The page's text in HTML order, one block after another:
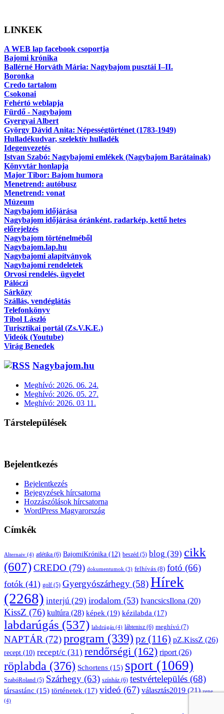
LINKEK
A WEB lap facebook csoportja
Bajomi krónika
Ballérné Horváth Mária: Nagybajom pusztái I–II.
Boronka
Credo tartalom
Csokonai
Fehértó weblapja
Fürdő - Nagybajom
Gyergyai Albert
György Dávid Anita: Népességtörténet (1783-1949)
Hulladékudvar, szelektív hulladék
Idegenvezetés
Istvan Szabó: Nagybajomi emlékek (Nagybajom Barátainak)
Könyvtár honlapja
Major Tibor: Bajom humora
Menetrend: autóbusz
Menetrend: vonat
Múzeum
Nagybajom időjárása
Nagybajom időjárása óránként, radarkép, kettő hetes
előrejelzés
Nagybajom történelméből
Nagybajom.lap.hu
Nagybajomi alapítványok
Nagybajomi rendeletek
Orvosi rendelés, ügyelet
Pálóczi
Sárközy
Szállás, vendéglátás
Telefonkönyv
Tibol László
Turisztikai portál (Zs.V.K.E.)
Videók (Youtube)
Virág Benedek
Nagybajom.hu
Meghívó: 2026. 06. 24.
Meghívó: 2026. 05. 27.
Meghívó: 2026. 03 11.
Társtelepülések
Bejelentkezés
Bejelentkezés
Bejegyzések hírcsatorna
Hozzászólások hírcsatorna
WordPress Magyarország
Címkék
Alternaiv (4) atlétika (6) BajomiKrónika (12) beszéd (5) blog (39) cikk
(607)CREDO (79) dokumentumok (3) felhívás (8) fotó (66)
fotók (41) golf (5) Gyergyószárhegy (58)Hírek
(2268) interjú (29) irodalom (53) IvancsicsIlona (20)
KissZ (76) kultúra (28) képek (19) kézilabda (17)
labdarúgás (537) labdrúgás (4) lábtenisz (6) meghívó (7)
NAPTÁR (72)program (339) pz (116) pZ.KissZ (26)
recept (10) recept/c (31) rendőrségi (162) riport(26)
röplabda (376) Schortens (15) sport (1069)
SzabóRoland (5) Szárhegy (63) színház (6) testvértelepülés (68)
társastánc (15) történetek (17) videó (67) választás2019 (21) zene
(4)